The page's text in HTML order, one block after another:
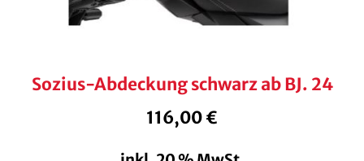
Sozius-Abdeckung schwarz ab BJ. 24
116,00€